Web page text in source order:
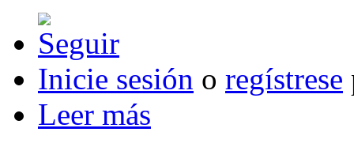
Inicie sesión o regístrese
Leer más